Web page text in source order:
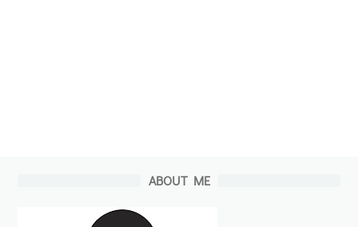
ABOUT ME